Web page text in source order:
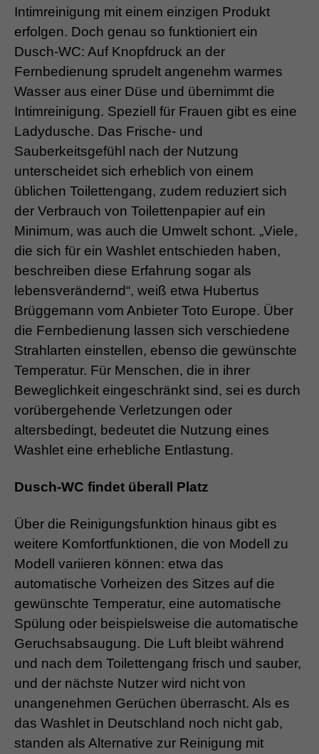
Intimreinigung mit einem einzigen Produkt
erfolgen. Doch genau so funktioniert ein
Dusch-WC: Auf Knopfdruck an der
Fernbedienung sprudelt angenehm warmes
Wasser aus einer Düse und übernimmt die
Intimreinigung. Speziell für Frauen gibt es eine
Ladydusche. Das Frische- und
Sauberkeitsgefühl nach der Nutzung
unterscheidet sich erheblich von einem
üblichen Toilettengang, zudem reduziert sich
der Verbrauch von Toilettenpapier auf ein
Minimum, was auch die Umwelt schont. „Viele,
die sich für ein Washlet entschieden haben,
beschreiben diese Erfahrung sogar als
lebensverändernd“, weiß etwa Hubertus
Brüggemann vom Anbieter Toto Europe. Über
die Fernbedienung lassen sich verschiedene
Strahlarten einstellen, ebenso die gewünschte
Temperatur. Für Menschen, die in ihrer
Beweglichkeit eingeschränkt sind, sei es durch
vorübergehende Verletzungen oder
altersbedingt, bedeutet die Nutzung eines
Washlet eine erhebliche Entlastung.
Dusch-WC findet überall Platz
Über die Reinigungsfunktion hinaus gibt es
weitere Komfortfunktionen, die von Modell zu
Modell variieren können: etwa das
automatische Vorheizen des Sitzes auf die
gewünschte Temperatur, eine automatische
Spülung oder beispielsweise die automatische
Geruchsabsaugung. Die Luft bleibt während
und nach dem Toilettengang frisch und sauber,
und der nächste Nutzer wird nicht von
unangenehmen Gerüchen überrascht. Als es
das Washlet in Deutschland noch nicht gab,
standen als Alternative zur Reinigung mit